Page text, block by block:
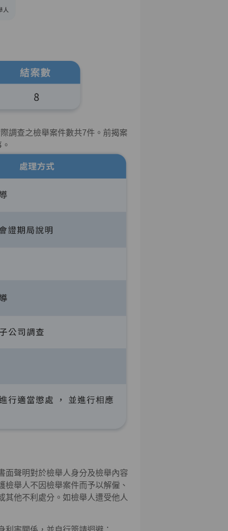
調查之檢舉案件數共7件。前揭案
面聲明對於檢舉人身分及檢舉內容
舉人不因檢舉案件而予以解僱、
其他不利處分。如檢舉人遭受他人